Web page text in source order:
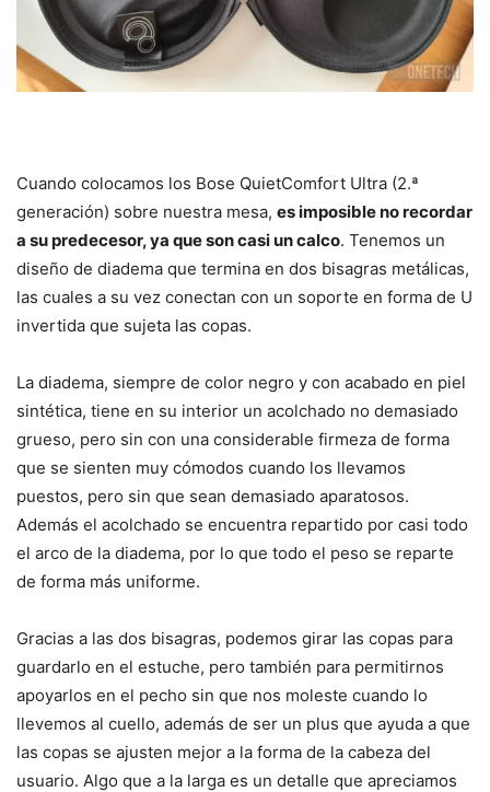
Cuando colocamos los Bose QuietComfort Ultra (2.ª
generación) sobre nuestra mesa, es imposible no recordar
a su predecesor, ya que son casi un calco. Tenemos un
diseño de diadema que termina en dos bisagras metálicas,
las cuales a su vez conectan con un soporte en forma de U
invertida que sujeta las copas.
La diadema, siempre de color negro y con acabado en piel
sintética, tiene en su interior un acolchado no demasiado
grueso, pero sin con una considerable firmeza de forma
que se sienten muy cómodos cuando los llevamos
puestos, pero sin que sean demasiado aparatosos.
Además el acolchado se encuentra repartido por casi todo
el arco de la diadema, por lo que todo el peso se reparte
de forma más uniforme.
Gracias a las dos bisagras, podemos girar las copas para
guardarlo en el estuche, pero también para permitirnos
apoyarlos en el pecho sin que nos moleste cuando lo
llevemos al cuello, además de ser un plus que ayuda a que
las copas se ajusten mejor a la forma de la cabeza del
usuario. Algo que a la larga es un detalle que apreciamos